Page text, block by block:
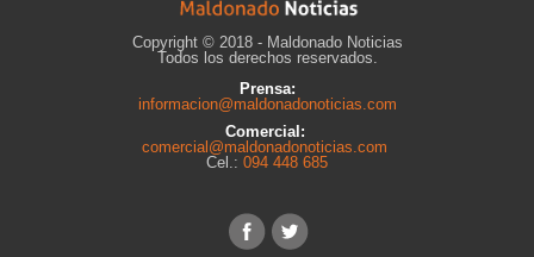
Copyright © 2018 - Maldonado Noticias
Todos los derechos reservados.
Prensa:
informacion@maldonadonoticias.com
Comercial:
comercial@maldonadonoticias.com
Cel.: 094 448 685